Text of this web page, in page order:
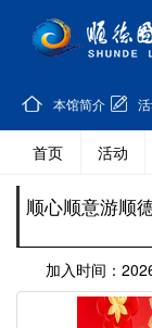
本馆简介
首页 活动
顺心顺意游顺
加入时间：